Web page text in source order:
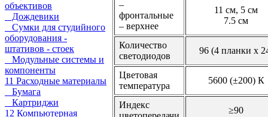
объективов
Дождевики
Сумки для студийного
оборудования -
штативов - стоек
Модульные системы и
компоненты
11 Расходные материалы
Бумага
Картриджи
12 Компьютерная
–
фронтальные
– верхнее
11 см, 5 см
7.5 см
Количество
светодиодов
96 (4 планки х
Цветовая
температура
5600 (±200) К
Индекс
≥90